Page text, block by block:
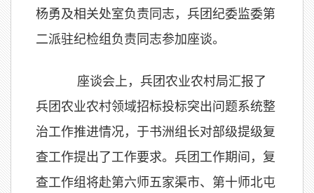
杨勇及相关处室负责同志，兵团纪委监委第
二派驻纪检组负责同志参加座谈。
座谈会上，兵团农业农村局汇报了
兵团农业农村领域招标投标突出问题系统整
治工作推进情况，于书洲组长对部级提级复
查工作提出了工作要求。兵团工作期间，复
查工作组将赴第六师五家渠市、第十师北屯